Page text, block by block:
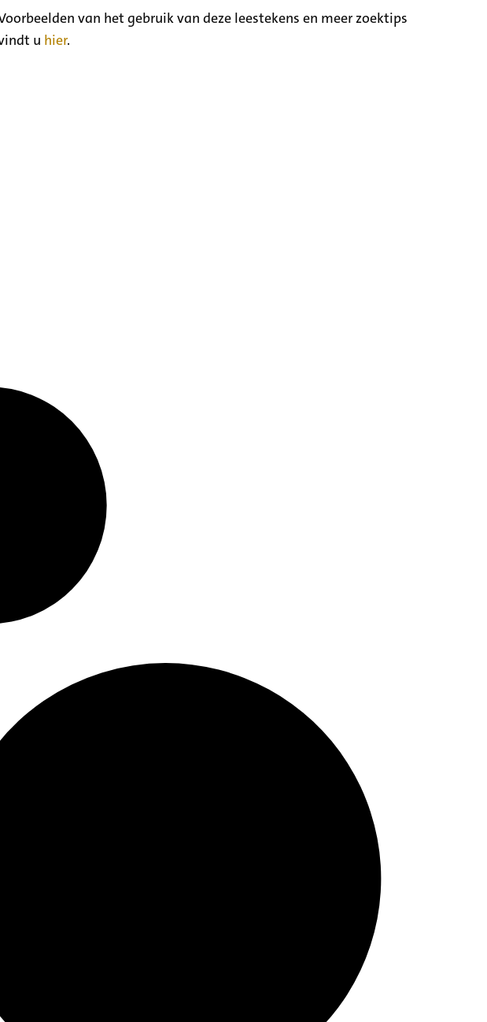
van het gebruik van deze leestekens en meer zoektips
u hier.